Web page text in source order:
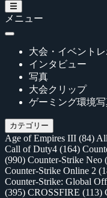
メニュー
大会・イベントレ
インタビュー
写真
大会クリップ
ゲーミング環境
カテゴリー
Age of Empires III (84)
Call of Duty4 (164)
(990) Counter-Strike Neo
Counter-Strike Online 2
Counter-Strike: Global
(395) CROSSFIRE (113)